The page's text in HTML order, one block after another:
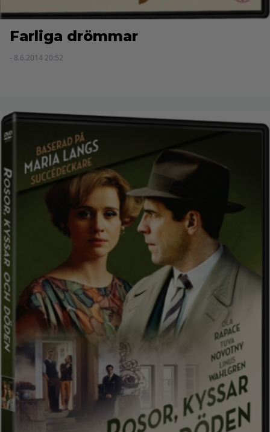
Farliga drömmar
- 8.6.2014 20:52